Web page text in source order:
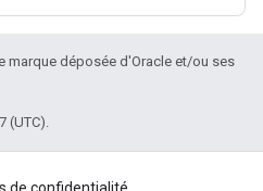
marque déposée d'Oracle et/ou ses
(UTC).